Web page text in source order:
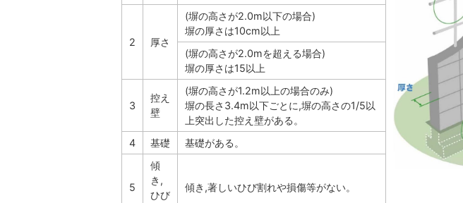
2 厚さ
(塀の高さが2.0m以下の場合)
塀の厚さは10cm以上
(塀の高さが2.0mを超える場合)
塀の厚さは15以上
3
控え
壁
(塀の高さが1.2m以上の場合のみ)
塀の長さ3.4m以下ごとに,塀の高さの1/5以
上突出した控え壁がある。
4
基礎 基礎がある。
5
傾
き,
ひび
傾き,著しいひび割れや損傷等がない。